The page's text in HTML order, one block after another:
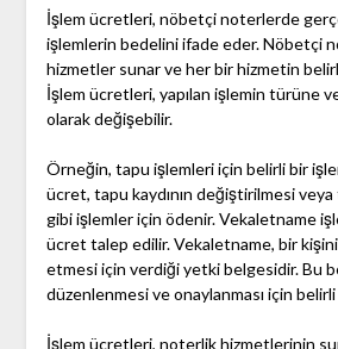
İşlem ücretleri, nöbetçi noterlerde
işlemlerin bedelini ifade eder. Nöbetçi
hizmetler sunar ve her bir hizmetin
İşlem ücretleri, yapılan işlemin türüne ve
olarak değişebilir.
Örneğin, tapu işlemleri için belirli bir
ücret, tapu kaydının değiştirilmesi veya
gibi işlemler için ödenir. Vekaletname
ücret talep edilir. Vekaletname, bir
etmesi için verdiği yetki belgesidir. Bu
düzenlenmesi ve onaylanması için
İşlem ücretleri, noterlik hizmetlerinin